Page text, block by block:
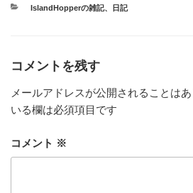
カ
IslandHopperの雑記、 日記
コメントを残す
メールアドレスが公開されることはあ
いる欄は必須項目です
コメント ※